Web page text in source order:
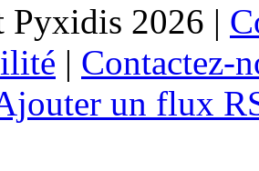
Pyxidis 2026 |
| Contactez-
un flux